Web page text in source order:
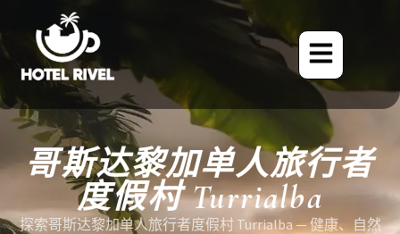
哥斯达黎加单人旅行者
度假村 Turrialba
探索哥斯达黎加单人旅行者度假村 Turrialba — 健康、自然